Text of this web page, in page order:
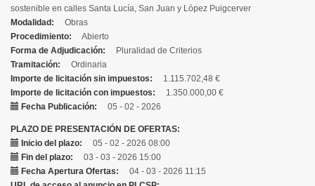
sostenible en calles Santa Lucía, San Juan y López Puigcerver
Modalidad
Obras
Procedimiento
Abierto
Forma de Adjudicación
Pluralidad de Criterios
Tramitación
Ordinaria
Importe de licitación sin impuestos
1.115.702,48 €
Importe de licitación con impuestos
1.350.000,00 €
Fecha Publicación
05 - 02 - 2026
PLAZO DE PRESENTACIÓN DE OFERTAS
Inicio del plazo
05 - 02 - 2026 08:00
Fin del plazo
03 - 03 - 2026 15:00
Fecha Apertura Ofertas
04 - 03 - 2026 11:15